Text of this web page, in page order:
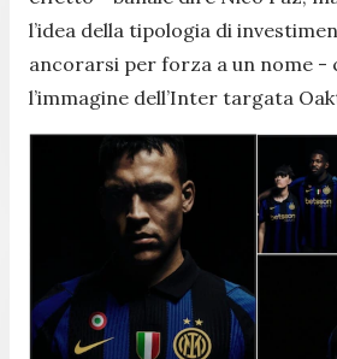
l’idea della tipologia di
ancorarsi per forza a un nome -
l’immagine dell’Inter targata